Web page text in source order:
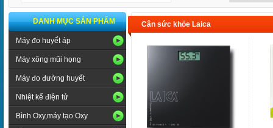
DANH MỤC SẢN PHẨM
Máy đo huyết áp
Máy xông mũi họng
Máy đo đường huyết
Nhiệt kế điện tử
Bình Oxy,máy tạo Oxy
Cân sức khỏe Laica